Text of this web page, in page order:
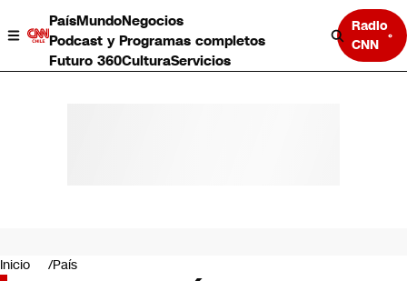
PaísMundoNegocios
Podcast y Programas completos
Futuro 360CulturaServicios
Radio
CNN
Negocios
Inicio País